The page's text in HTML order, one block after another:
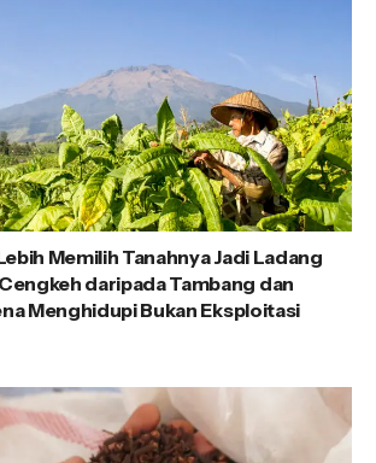
Memilih Tanahnya Jadi Ladang
daripada Tambang dan
Menghidupi Bukan Eksploitasi